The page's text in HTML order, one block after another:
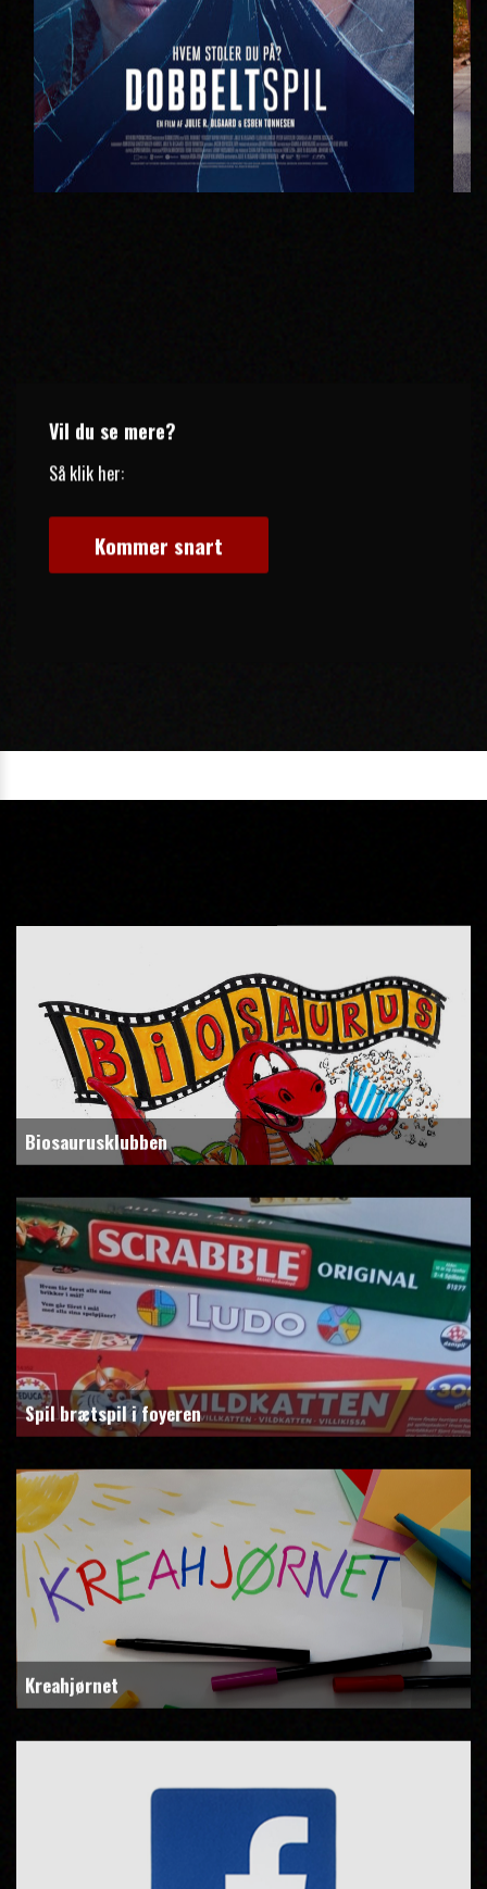
Vil du se mere?
Så klik her:
Kommer snart
Biosaurusklubben
Spil brætspil i foyeren
Kreahjørnet